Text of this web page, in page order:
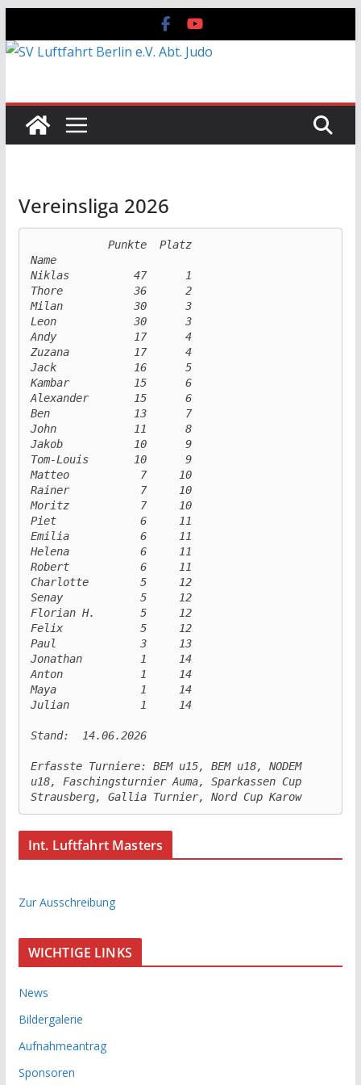
Inhalt
Vereinsliga 2026
Name
Niklas          47      1
Thore           36      2
Milan           30      3
Leon            30      3
Andy            17      4
Zuzana          17      4
Jack            16      5
Kambar          15      6
Alexander       15      6
Ben             13      7
John            11      8
Jakob           10      9
Tom-Louis       10      9
Matteo           7     10
Rainer           7     10
Moritz           7     10
Piet             6     11
Emilia           6     11
Helena           6     11
Robert           6     11
Charlotte        5     12
Senay            5     12
Florian H.       5     12
Felix            5     12
Paul             3     13
Jonathan         1     14
Anton            1     14
Maya             1     14
Julian           1     14
Stand:  14.06.2026
Erfasste Turniere: BEM u15, BEM u18, NODEM
u18, Faschingsturnier Auma, Sparkassen Cup
Strausberg, Gallia Turnier, Nord Cup Karow
Int. Luftfahrt Masters
Zur Ausschreibung
WICHTIGE LINKS
News
Bildergalerie
Aufnahmeantrag
Sponsoren